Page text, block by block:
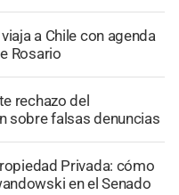
a Chile con agenda
Rosario
rechazo del
sobre falsas denuncias
Privada: cómo
en el Senado